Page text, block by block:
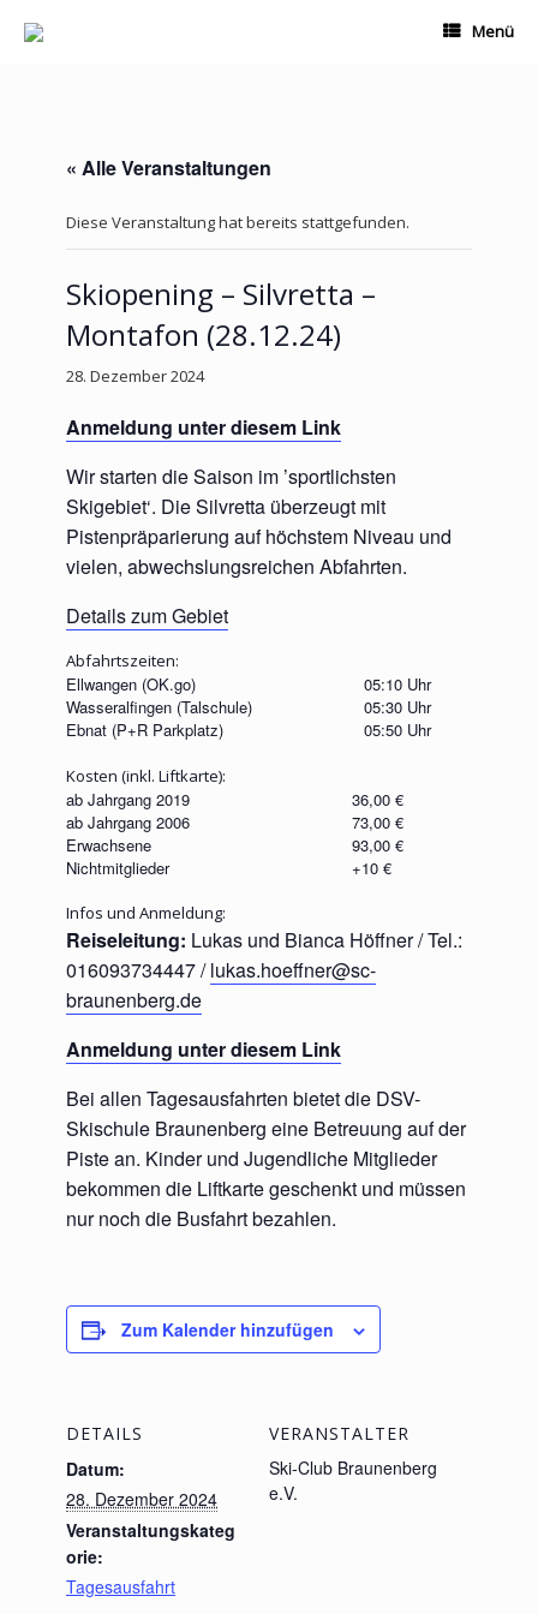
Inhalt
Menü
« Alle Veranstaltungen
Diese Veranstaltung hat bereits stattgefunden.
Skiopening – Silvretta –
Montafon (28.12.24)
28. Dezember 2024
Anmeldung unter diesem Link
Wir starten die Saison im ’sportlichsten
Skigebiet‘. Die Silvretta überzeugt mit
Pistenpräparierung auf höchstem Niveau und
vielen, abwechslungsreichen Abfahrten.
Details zum Gebiet
Abfahrtszeiten:
Ellwangen (OK.go)
05:10 Uhr
Wasseralfingen (Talschule)
05:30 Uhr
Ebnat (P+R Parkplatz)
05:50 Uhr
Kosten (inkl. Liftkarte):
ab Jahrgang 2019
36,00 €
ab Jahrgang 2006
73,00 €
Erwachsene
93,00 €
Nichtmitglieder
+10 €
Infos und Anmeldung:
Reiseleitung: Lukas und Bianca Höffner / Tel.:
016093734447 /lukas.hoeffner@sc-
braunenberg.de
Anmeldung unter diesem Link
Bei allen Tagesausfahrten bietet die DSV-
Skischule Braunenberg eine Betreuung auf der
Piste an. Kinder und Jugendliche Mitglieder
bekommen die Liftkarte geschenkt und müssen
nur noch die Busfahrt bezahlen.
Zum Kalender hinzufügen
DETAILS
Datum:
28. Dezember 2024
Veranstaltungskateg
orie:
Tagesausfahrt
VERANSTALTER
Ski-Club Braunenberg
e.V.